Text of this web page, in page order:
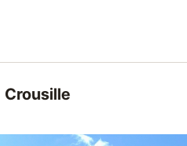
Crousille